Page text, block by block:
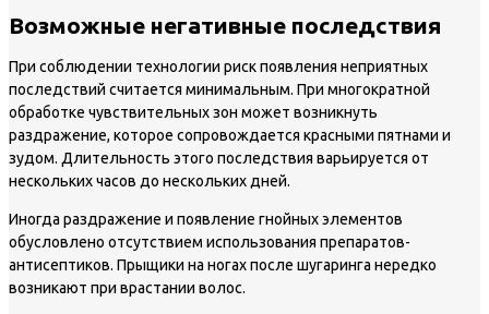
Возможные негативные последствия
При соблюдении технологии риск появления неприятных
последствий считается минимальным. При многократной
обработке чувствительных зон может возникнуть
раздражение, которое сопровождается красными пятнами и
зудом. Длительность этого последствия варьируется от
нескольких часов до нескольких дней.
Иногда раздражение и появление гнойных элементов
обусловлено отсутствием использования препаратов-
антисептиков. Прыщики на ногах после шугаринга нередко
возникают при врастании волос.